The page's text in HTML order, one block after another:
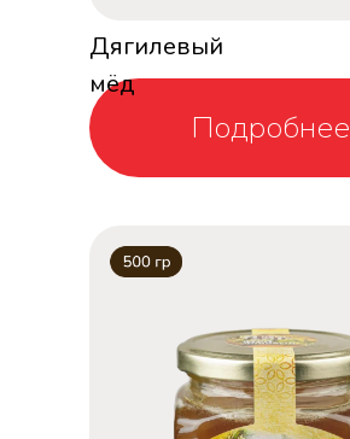
Подробнее
Дягилевый
мёд